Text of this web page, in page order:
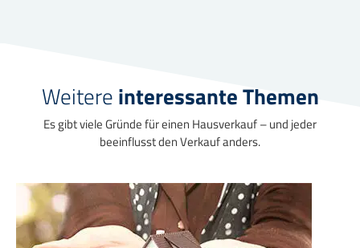
Weitereinteressante Themen
Es gibt viele Gründe für einen Hausverkauf – und jeder
beeinflusst den Verkauf anders.